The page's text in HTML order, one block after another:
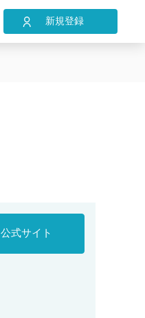
新規登録
公式サイト